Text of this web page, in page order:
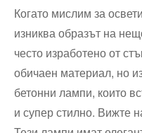
Когато мислим за
изниква образът на
често изработено от
обичаен материал, но
бетонни лампи, които
и супер стилно. Вижте